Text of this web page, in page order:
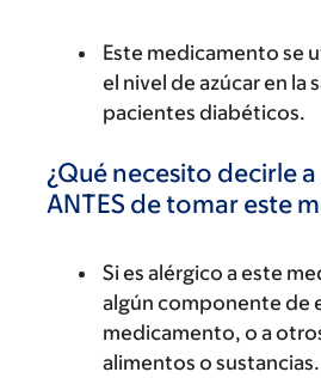
Este medicamento se
el nivel de azúcar en la
pacientes diabéticos.
¿Qué necesito decirle
ANTES de tomar este
Si es alérgico a este
algún componente de
medicamento, o a
alimentos o